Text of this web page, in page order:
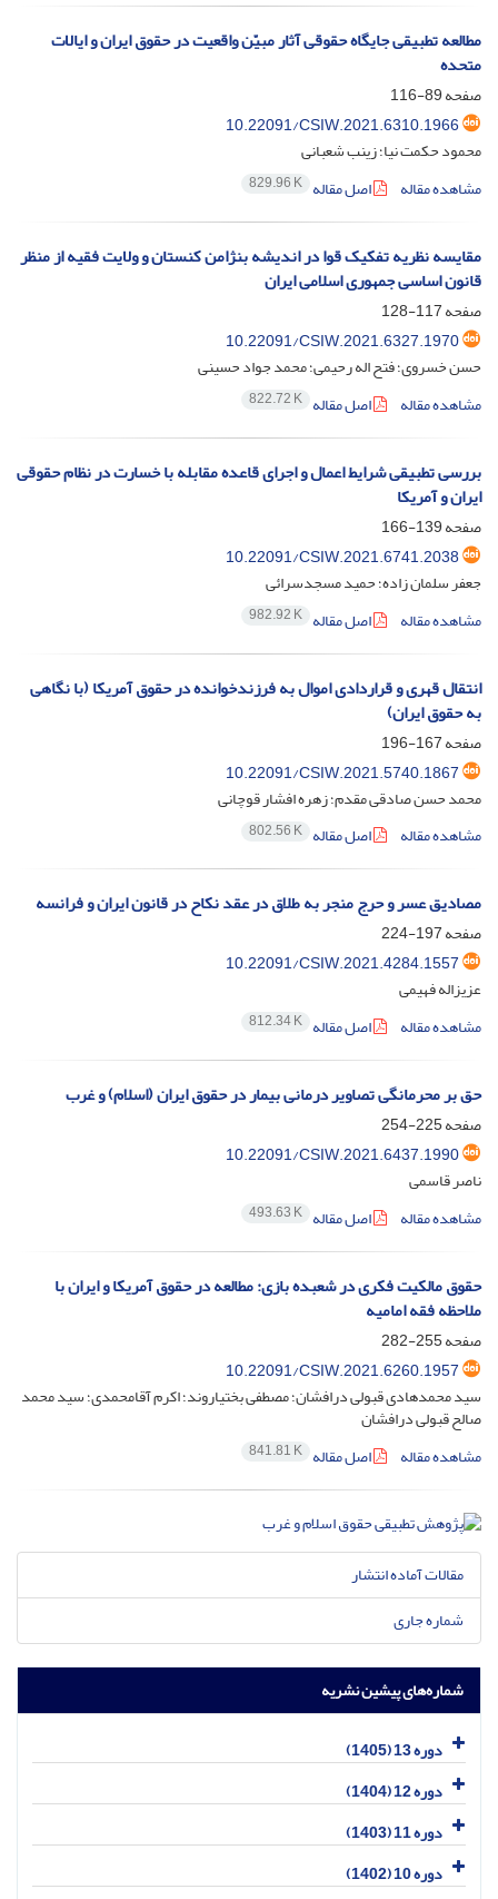
مطالعه تطبیقی جایگاه حقوقی آثار مبیّن واقعیت در حقوق ایران و ایالات
متحده
صفحه89-116
10.22091/CSIW.2021.6310.1966
محمود حکمت نیا؛ زینب شعبانی
مشاهده مقاله
اصل مقاله 829.96 K
مقایسه نظریه تفکیک قوا در اندیشه بنژامن کنستان و ولایت فقیه از منظر
قانون اساسی جمهوری اسلامی ایران
صفحه117-128
10.22091/CSIW.2021.6327.1970
حسن خسروی؛ فتح اله رحیمی؛ محمد جواد حسینی
مشاهده مقاله
اصل مقاله 822.72 K
بررسی تطبیقی شرایط اعمال و اجرای قاعده مقابله با خسارت در نظام حقوقی
ایران و آمریکا
صفحه139-166
10.22091/CSIW.2021.6741.2038
جعفر سلمان زاده؛ حمید مسجدسرائی
مشاهده مقاله
اصل مقاله 982.92 K
انتقال قهری و قراردادی اموال به فرزندخوانده در حقوق آمریکا (با نگاهی
به حقوق ایران)
صفحه167-196
10.22091/CSIW.2021.5740.1867
محمد حسن صادقی مقدم؛ زهره افشار قوچانی
مشاهده مقاله
اصل مقاله 802.56 K
مصادیق عسر و حرج منجر به طلاق در عقد نکاح در قانون ایران و فرانسه
صفحه197-224
10.22091/CSIW.2021.4284.1557
عزیزاله فهیمی
مشاهده مقاله
اصل مقاله 812.34 K
حق بر محرمانگی تصاویر درمانی بیمار در حقوق ایران (اسلام) و غرب
صفحه225-254
10.22091/CSIW.2021.6437.1990
ناصر قاسمی
مشاهده مقاله
اصل مقاله 493.63 K
حقوق مالکیت فکری در شعبده بازی: مطالعه در حقوق آمریکا و ایران با
ملاحظه فقه امامیه
صفحه255-282
10.22091/CSIW.2021.6260.1957
سید محمدهادی قبولی درافشان؛ مصطفی بختیاروند؛ اکرم آقامحمدی؛ سید محمد
صالح قبولی درافشان
مشاهده مقاله
اصل مقاله 841.81 K
مقالات آماده انتشار
شماره جاری
شماره‌های پیشین نشریه
دوره 13 (1405)
دوره 12 (1404)
دوره 11 (1403)
دوره 10 (1402)